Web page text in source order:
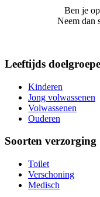
Ben je
Neem dan
Leeftijds
Kinderen
Jong volwassenen
Volwassenen
Ouderen
Soorten verzorging
Toilet
Verschoning
Medisch